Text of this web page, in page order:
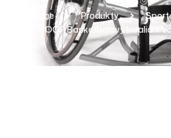
Homepage Produkty
ALLEY HOOP Basketbalový Invalidní